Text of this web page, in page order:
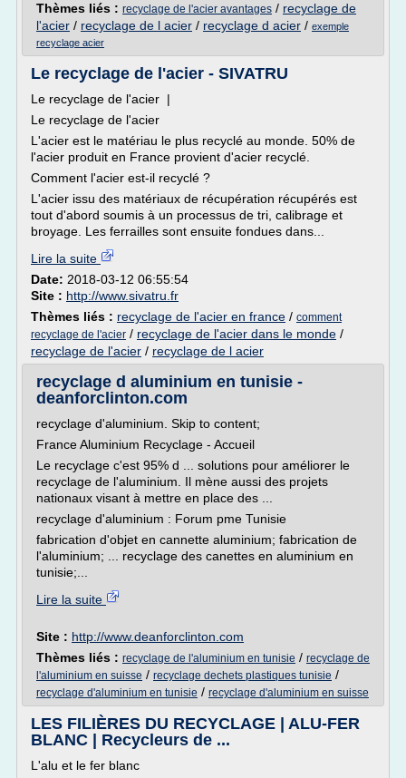
Thèmes liés : recyclage de l'acier avantages / recyclage de
l'acier / recyclage de l acier / recyclage d acier / exemple
recyclage acier
Le recyclage de l'acier - SIVATRU
Le recyclage de l'acier |
Le recyclage de l'acier
L'acier est le matériau le plus recyclé au monde. 50% de
l'acier produit en France provient d'acier recyclé.
Comment l'acier est-il recyclé ?
L'acier issu des matériaux de récupération récupérés est
tout d'abord soumis à un processus de tri, calibrage et
broyage. Les ferrailles sont ensuite fondues dans...
Lire la suite
Date: 2018-03-12 06:55:54
Site : http://www.sivatru.fr
Thèmes liés : recyclage de l'acier en france / comment
recyclage de l'acier / recyclage de l'acier dans le monde /
recyclage de l'acier / recyclage de l acier
recyclage d aluminium en tunisie -
deanforclinton.com
recyclage d'aluminium. Skip to content;
France Aluminium Recyclage - Accueil
Le recyclage c'est 95% d ... solutions pour améliorer le
recyclage de l'aluminium. Il mène aussi des projets
nationaux visant à mettre en place des ...
recyclage d'aluminium : Forum pme Tunisie
fabrication d'objet en cannette aluminium; fabrication de
l'aluminium; ... recyclage des canettes en aluminium en
tunisie;...
Lire la suite
Site : http://www.deanforclinton.com
Thèmes liés : recyclage de l'aluminium en tunisie / recyclage de
l'aluminium en suisse / recyclage dechets plastiques tunisie /
recyclage d'aluminium en tunisie / recyclage d'aluminium en suisse
LES FILIÈRES DU RECYCLAGE | ALU-FER
BLANC | Recycleurs de ...
L'alu et le fer blanc